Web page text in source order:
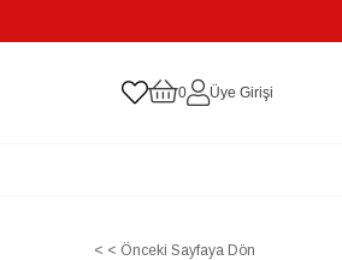
0 Üye Girişi
< < Önceki Sayfaya Dön